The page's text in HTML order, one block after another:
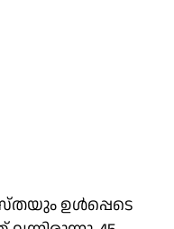
ഉൾപ്പെടെ